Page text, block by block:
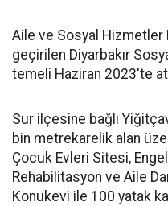
Aile ve Sosyal Hizmetler
geçirilen Diyarbakır
temeli Haziran 2023'te
Sur ilçesine bağlı
bin metrekarelik alan
Çocuk Evleri Sitesi,
Rehabilitasyon ve Aile
Konukevi ile 100 yatak